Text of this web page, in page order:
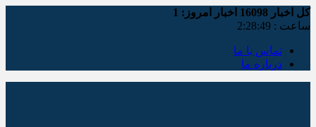
کل اخبار اخبار امروز: 1
ساعت : 2:28:49
تماس با ما
درباره ما